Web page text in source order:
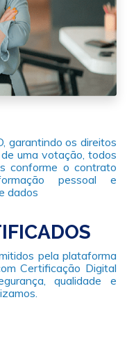
garantindo os direitos
uma votação, todos
conforme o contrato
pessoal e
dados
pela plataforma
Certificação Digital
qualidade e